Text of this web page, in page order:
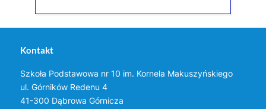
Kontakt
Szkoła Podstawowa nr 10 im. Kornela Makuszyńskiego
ul. Górników Redenu 4
41-300 Dąbrowa Górnicza